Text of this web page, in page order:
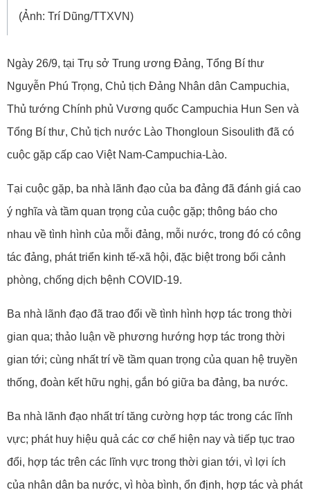
(Ảnh: Trí Dũng/TTXVN)
Ngày 26/9, tại Trụ sở Trung ương Đảng, Tổng Bí thư
Nguyễn Phú Trọng, Chủ tịch Đảng Nhân dân Campuchia,
Thủ tướng Chính phủ Vương quốc Campuchia Hun Sen và
Tổng Bí thư, Chủ tịch nước Lào Thongloun Sisoulith đã có
cuộc gặp cấp cao Việt Nam-Campuchia-Lào.
Tại cuộc gặp, ba nhà lãnh đạo của ba đảng đã đánh giá cao
ý nghĩa và tầm quan trọng của cuộc gặp; thông báo cho
nhau về tình hình của mỗi đảng, mỗi nước, trong đó có công
tác đảng, phát triển kinh tế-xã hội, đặc biệt trong bối cảnh
phòng, chống dịch bệnh COVID-19.
Ba nhà lãnh đạo đã trao đổi về tình hình hợp tác trong thời
gian qua; thảo luận về phương hướng hợp tác trong thời
gian tới; cùng nhất trí về tầm quan trọng của quan hệ truyền
thống, đoàn kết hữu nghị, gắn bó giữa ba đảng, ba nước.
Ba nhà lãnh đạo nhất trí tăng cường hợp tác trong các lĩnh
vực; phát huy hiệu quả các cơ chế hiện nay và tiếp tục trao
đổi, hợp tác trên các lĩnh vực trong thời gian tới, vì lợi ích
của nhân dân ba nước, vì hòa bình, ổn định, hợp tác và phát